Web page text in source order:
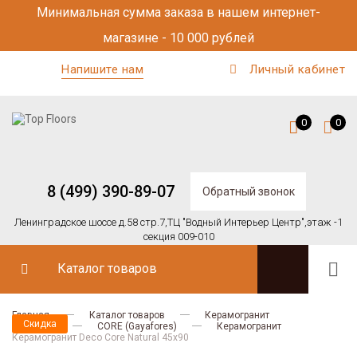
Минимальная сумма заказа в нашем интернет-
магазине - 10 000 рублей
Напишите нам Личный кабинет
8 (499) 390-89-07 Обратный звонок
Ленинградское шоссе д.58 стр.7,ТЦ "Водный Интерьер Центр",этаж -1
секция 009-010
0 0
Каталог товаров
Главная Каталог товаров
Керамогранит
Gayafores
CORE (Gayafores)
Керамогранит
Керамогранит Deco Core Natural 45х90
Скидка